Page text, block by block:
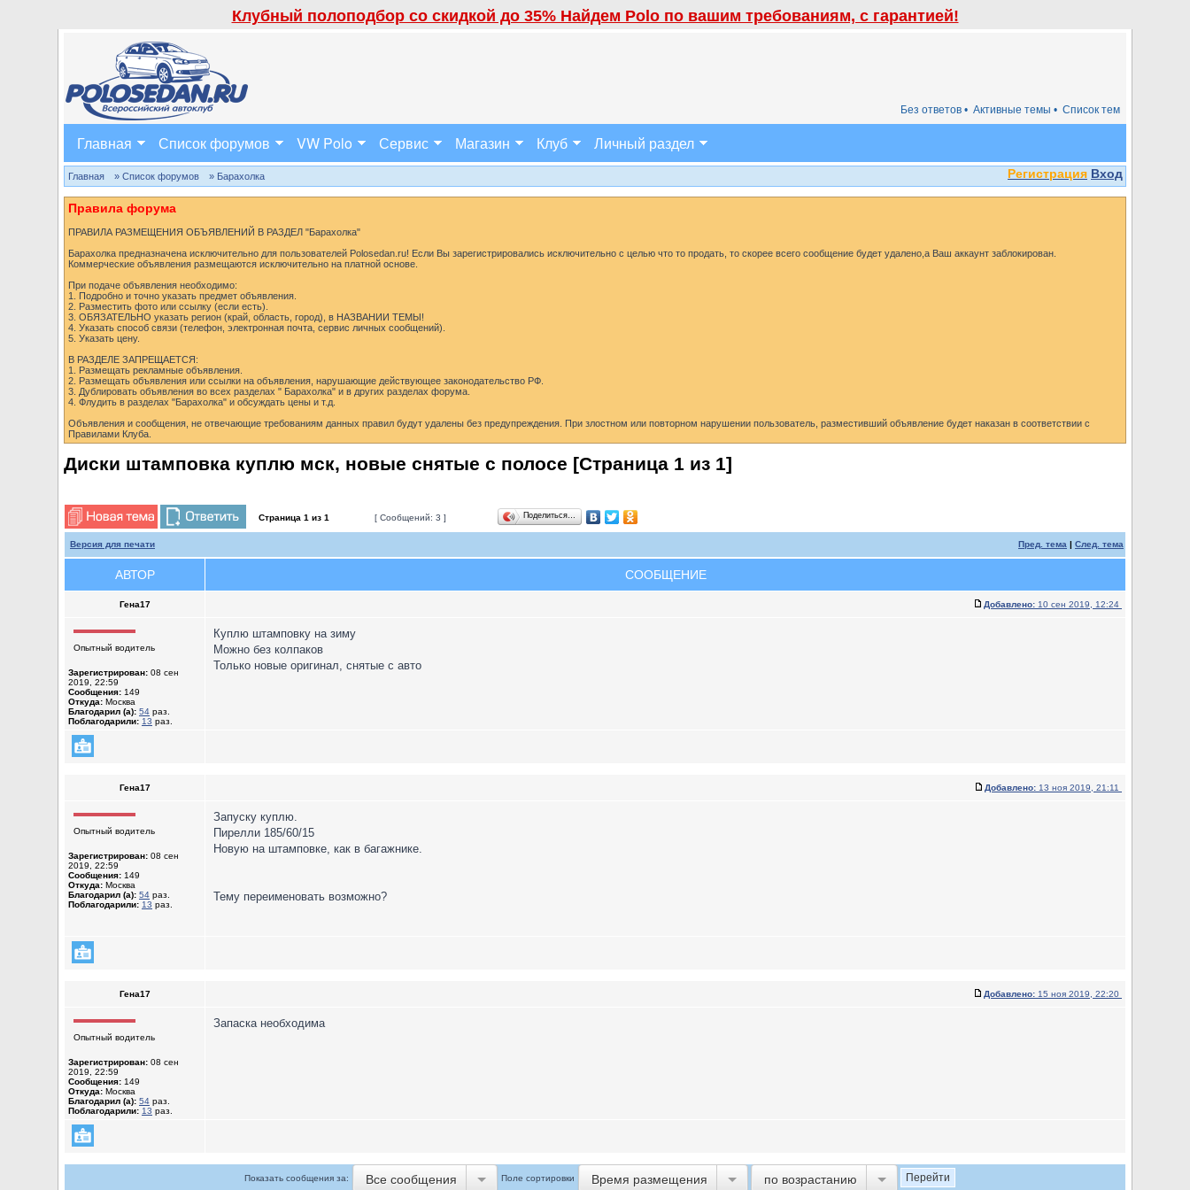
Клубный полоподбор со скидкой до 35% Найдем Polo по вашим требованиям, с гарантией!
Список тем
Активные темы •
Без ответов •
Главная Список форумов VW Polo Сервис Магазин Клуб Личный раздел
Регистрация Вход
Главная » Список форумов » Барахолка
Правила форума
ПРАВИЛА РАЗМЕЩЕНИЯ ОБЪЯВЛЕНИЙ В РАЗДЕЛ "Барахолка"
Барахолка предназначена исключительно для пользователей Polosedan.ru! Если Вы зарегистрировались исключительно с целью что то продать, то скорее всего сообщение будет удалено,а Ваш аккаунт заблокирован.
Коммерческие объявления размещаются исключительно на платной основе.
При подаче объявления необходимо:
1. Подробно и точно указать предмет объявления.
2. Разместить фото или ссылку (если есть).
3. ОБЯЗАТЕЛЬНО указать регион (край, область, город), в НАЗВАНИИ ТЕМЫ!
4. Указать способ связи (телефон, электронная почта, сервис личных сообщений).
5. Указать цену.
В РАЗДЕЛЕ ЗАПРЕЩАЕТСЯ:
1. Размещать рекламные объявления.
2. Размещать объявления или ссылки на объявления, нарушающие действующее законодательство РФ.
3. Дублировать объявления во всех разделах " Барахолка" и в других разделах форума.
4. Флудить в разделах "Барахолка" и обсуждать цены и т.д.
Объявления и сообщения, не отвечающие требованиям данных правил будут удалены без предупреждения. При злостном или повторном нарушении пользователь, разместивший объявление будет наказан в соответствии с
Правилами Клуба.
Диски штамповка куплю мск, новые снятые с полосе [Страница 1 из 1]
Страница 1 из 1 [ Сообщений: 3 ] Поделиться…
Версия для печати Пред. тема | След. тема
АВТОР СООБЩЕНИЕ
Гена17 Добавлено: 10 сен 2019, 12:24
Опытный водитель
Зарегистрирован: 08 сен
2019, 22:59
Сообщения: 149
Откуда: Москва
Благодарил (а): 54 раз.
Поблагодарили: 13 раз.
Куплю штамповку на зиму
Можно без колпаков
Только новые оригинал, снятые с авто
Гена17 Добавлено: 13 ноя 2019, 21:11
Опытный водитель
Зарегистрирован: 08 сен
2019, 22:59
Сообщения: 149
Откуда: Москва
Благодарил (а): 54 раз.
Поблагодарили: 13 раз.
Запуску куплю.
Пирелли 185/60/15
Новую на штамповке, как в багажнике.
Тему переименовать возможно?
Гена17 Добавлено: 15 ноя 2019, 22:20
Опытный водитель
Зарегистрирован: 08 сен
2019, 22:59
Сообщения: 149
Откуда: Москва
Благодарил (а): 54 раз.
Поблагодарили: 13 раз.
Запаска необходима
Показать сообщения за: Все сообщения Поле сортировки Время размещения по возрастанию